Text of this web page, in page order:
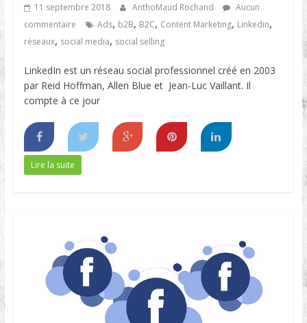
11 septembre 2018 AnthoMaud Rochand
Aucun
commentaire
Ads, b2B, B2C, Content Marketing, Linkedin,
réseaux, social media, social selling
LinkedIn est un réseau social professionnel créé en 2003
par Reid Hoffman, Allen Blue et Jean-Luc Vaillant. Il
compte à ce jour
Lire la suite